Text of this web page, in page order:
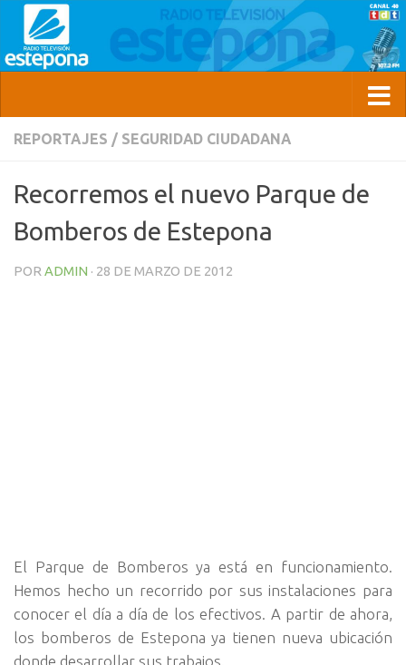
REPORTAJES / SEGURIDAD CIUDADANA
Recorremos el nuevo Parque de
Bomberos de Estepona
POR ADMIN · 28 DE MARZO DE 2012
El Parque de Bomberos ya está en funcionamiento.
Hemos hecho un recorrido por sus instalaciones para
conocer el día a día de los efectivos. A partir de ahora,
los bomberos de Estepona ya tienen nueva ubicación
donde desarrollar sus trabajos.